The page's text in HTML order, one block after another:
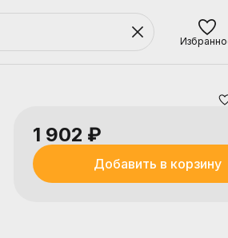
1 902 ₽
Добавить в корзину